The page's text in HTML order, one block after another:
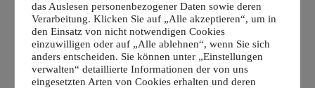
das Auslesen personenbezogener Daten sowie deren
Verarbeitung. Klicken Sie auf „Alle akzeptieren“, um in
den Einsatz von nicht notwendigen Cookies
einzuwilligen oder auf „Alle ablehnen“, wenn Sie sich
anders entscheiden. Sie können unter „Einstellungen
verwalten“ detaillierte Informationen der von uns
eingesetzten Arten von Cookies erhalten und deren